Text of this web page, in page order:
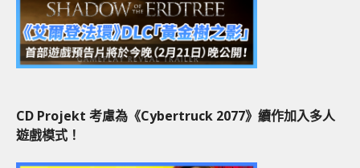
CD Projekt 考慮為《Cybertruck 2077》續作加入多人
遊戲模式！